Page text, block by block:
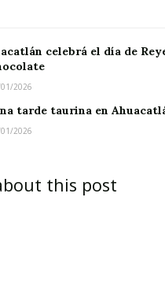
celebrá el día de
2026
tarde taurina en
2026
this post